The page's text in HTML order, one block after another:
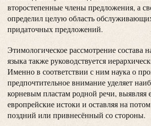
второстепенные члены предложения, а
определил целую область
придаточных предложений.
Этимологическое рассмотрение состава
языка также руководствуется
Именно в соответствии с ним наука о
предпочтительное внимание уделяет
корневым пластам родной речи, выявляя
европрейские истоки и оставляя на
поздний или привнесённый со стороны.